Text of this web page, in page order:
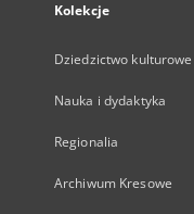
Kolekcje
Dziedzictwo kulturowe
Nauka i dydaktyka
Regionalia
Archiwum Kresowe